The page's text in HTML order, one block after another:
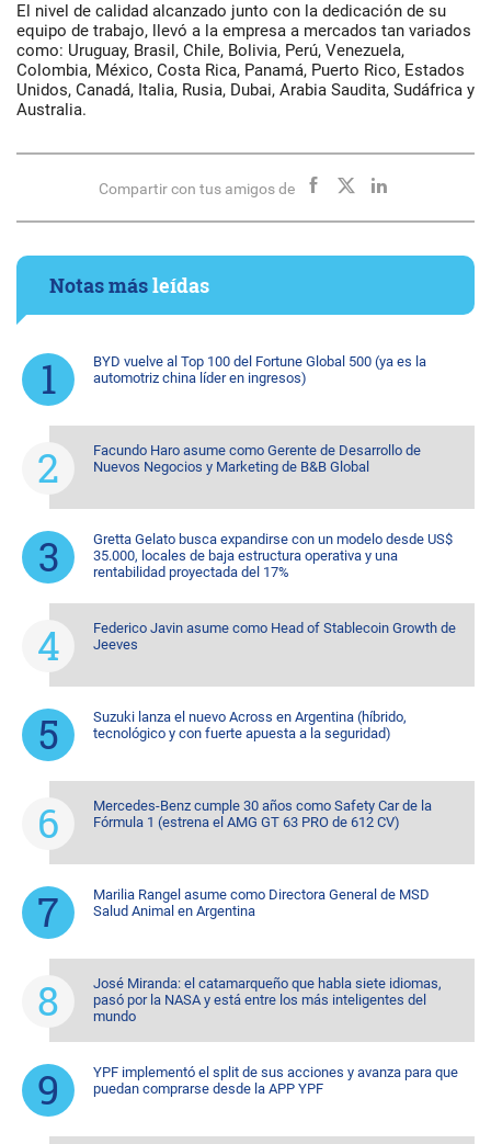
El nivel de calidad alcanzado junto con la dedicación de su
equipo de trabajo, llevó a la empresa a mercados tan variados
como: Uruguay, Brasil, Chile, Bolivia, Perú, Venezuela,
Colombia, México, Costa Rica, Panamá, Puerto Rico, Estados
Unidos, Canadá, Italia, Rusia, Dubai, Arabia Saudita, Sudáfrica y
Australia.
Compartir con tus amigos de
Notas másleídas
BYD vuelve al Top 100 del Fortune Global 500 (ya es la
automotriz china líder en ingresos)
Facundo Haro asume como Gerente de Desarrollo de
Nuevos Negocios y Marketing de B&B Global
Gretta Gelato busca expandirse con un modelo desde US$
35.000, locales de baja estructura operativa y una
rentabilidad proyectada del 17%
Federico Javin asume como Head of Stablecoin Growth de
Jeeves
Suzuki lanza el nuevo Across en Argentina (híbrido,
tecnológico y con fuerte apuesta a la seguridad)
Mercedes-Benz cumple 30 años como Safety Car de la
Fórmula 1 (estrena el AMG GT 63 PRO de 612 CV)
Marilia Rangel asume como Directora General de MSD
Salud Animal en Argentina
José Miranda: el catamarqueño que habla siete idiomas,
pasó por la NASA y está entre los más inteligentes del
mundo
YPF implementó el split de sus acciones y avanza para que
puedan comprarse desde la APP YPF